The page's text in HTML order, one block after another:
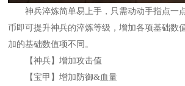
神兵淬炼简单易上手，只需动动手指点一
币即可提升神兵的淬炼等级，增加各项基础数
加的基础数值项不同。
【神兵】增加攻击值
【宝甲】增加防御&血量